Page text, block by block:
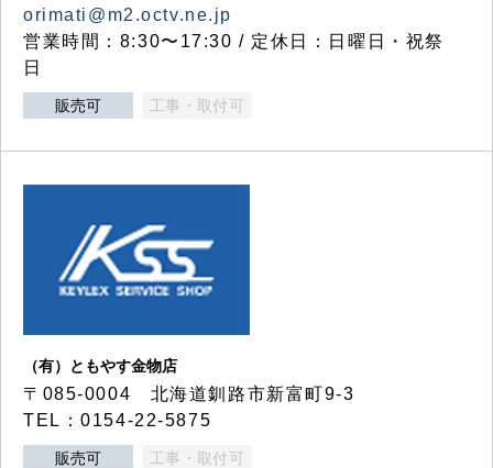
orimati@m2.octv.ne.jp
営業時間：8:30〜17:30 / 定休日：日曜日・祝祭
日
販売可 工事・取付可
（有）ともやす金物店
〒085-0004 北海道釧路市新富町9-3
TEL：0154-22-5875
販売可 工事・取付可